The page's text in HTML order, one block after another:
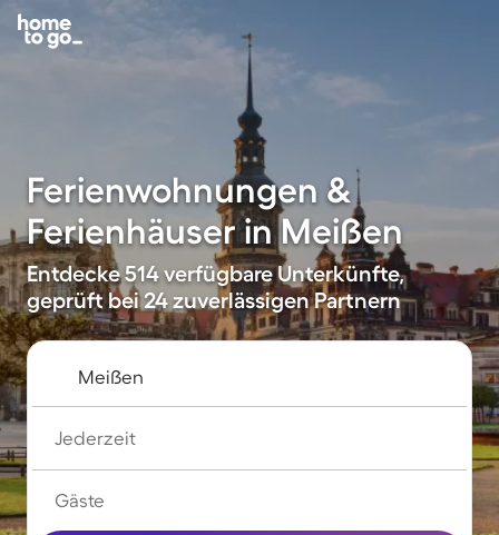
Ferienwohnungen &
Ferienhäuser in Meißen
Entdecke 514 verfügbare Unterkünfte,
geprüft bei 24 zuverlässigen Partnern
Jederzeit
Gäste